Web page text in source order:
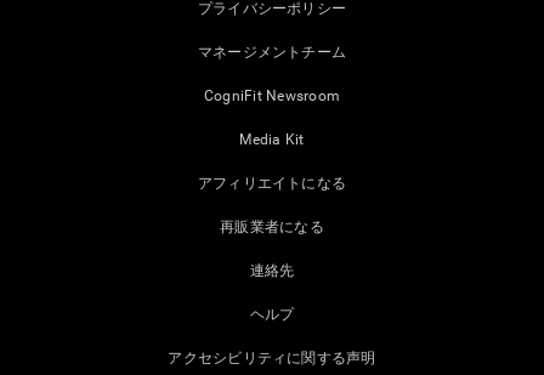
プライバシーポリシー
マネージメントチーム
CogniFit Newsroom
Media Kit
アフィリエイトになる
再販業者になる
連絡先
ヘルプ
アクセシビリティに関する声明